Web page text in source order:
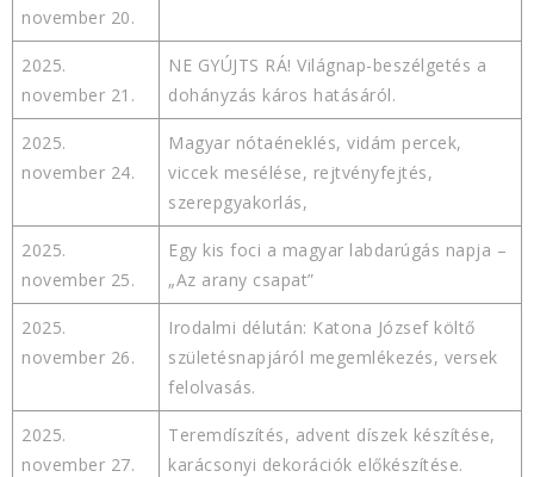
november 20.
2025.
november 21.
NE GYÚJTS RÁ! Világnap-beszélgetés a
dohányzás káros hatásáról.
2025.
november 24.
Magyar nótaéneklés, vidám percek,
viccek mesélése, rejtvényfejtés,
szerepgyakorlás,
2025.
november 25.
Egy kis foci a magyar labdarúgás napja –
„Az arany csapat”
2025.
november 26.
Irodalmi délután: Katona József költő
születésnapjáról megemlékezés, versek
felolvasás.
2025.
november 27.
Teremdíszítés, advent díszek készítése,
karácsonyi dekorációk előkészítése.